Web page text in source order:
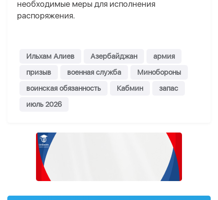
необходимые меры для исполнения
распоряжения.
Ильхам Алиев Азербайджан
армия
призыв
военная служба
Минобороны
воинская обязанность
Кабмин
запас
июль 2026